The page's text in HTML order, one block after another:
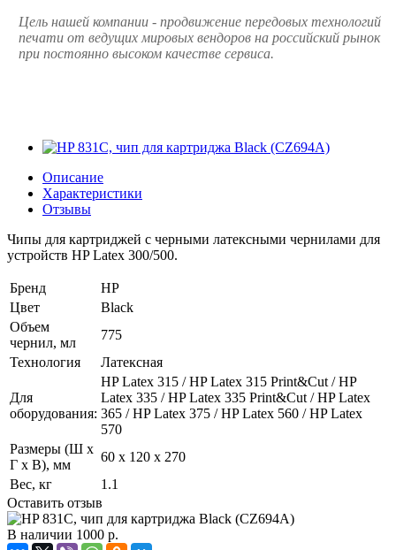
Цель нашей компании - продвижение передовых технологий
печати от ведущих мировых вендоров на российский рынок
при постоянно высоком качестве сервиса.
Описание
Характеристики
Отзывы
Чипы для картриджей с черными латексными чернилами для
устройств HP Latex 300/500.
Бренд
HP
Цвет
Black
Объем
чернил, мл
775
Технология
Латексная
Для
оборудования:
HP Latex 315 / HP Latex 315 Print&Cut / HP
Latex 335 / HP Latex 335 Print&Cut / HP Latex
365 / HP Latex 375 / HP Latex 560 / HP Latex
570
Размеры (Ш x
Г x В), мм
60 x 120 x 270
Вес, кг
1.1
Оставить отзыв
В наличии 1000 р.